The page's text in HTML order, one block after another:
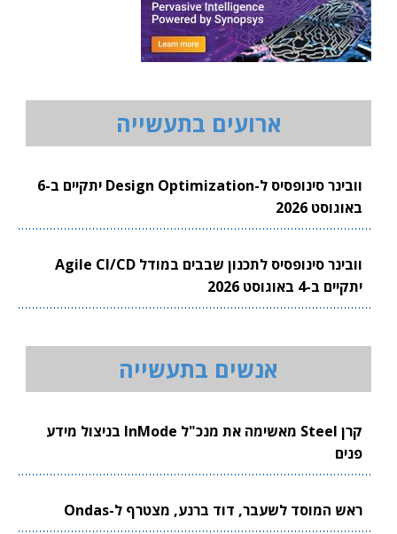
ארועים בתעשייה
וובינר סינופסיס ל-Design Optimization יתקיים ב-6
באוגוסט 2026
וובינר סינופסיס לתכנון שבבים במודל Agile CI/CD
יתקיים ב-4 באוגוסט 2026
אנשים בתעשייה
קרן Steel מאשימה את מנכ"ל InMode בניצול מידע
פנים
ראש המוסד לשעבר, דוד ברנע, מצטרף ל-Ondas